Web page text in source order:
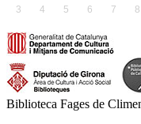
3
4 5 6 7 8
Biblioteca Fages de